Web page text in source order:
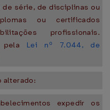
série, de disciplinas ou
ou certificados
profissionais.
pela Lei nº 7.044, de
alterado:
expedir os